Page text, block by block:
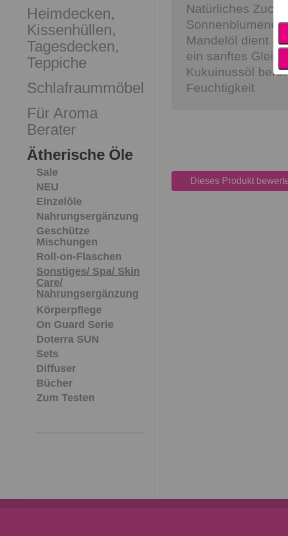
Heimdecken,
Kissenhüllen,
Tagesdecken,
Teppiche
Schlafraummöbel
Für Aroma
Berater
Ätherische Öle
Sale
NEU
Einzelöle
Nahrungsergänzung
Geschütze
Mischungen
Roll-on-Flaschen
Sonstiges/ Spa/ Skin
Care/
Nahrungsergänzung
Körperpflege
On Guard Serie
Doterra SUN
Sets
Diffuser
Bücher
Zum Testen
Natürliches
Sonnenblumenöl
Mandelöl dient
ein sanftes
Kukuinussöl
Feuchtigkeit
Dieses Produkt